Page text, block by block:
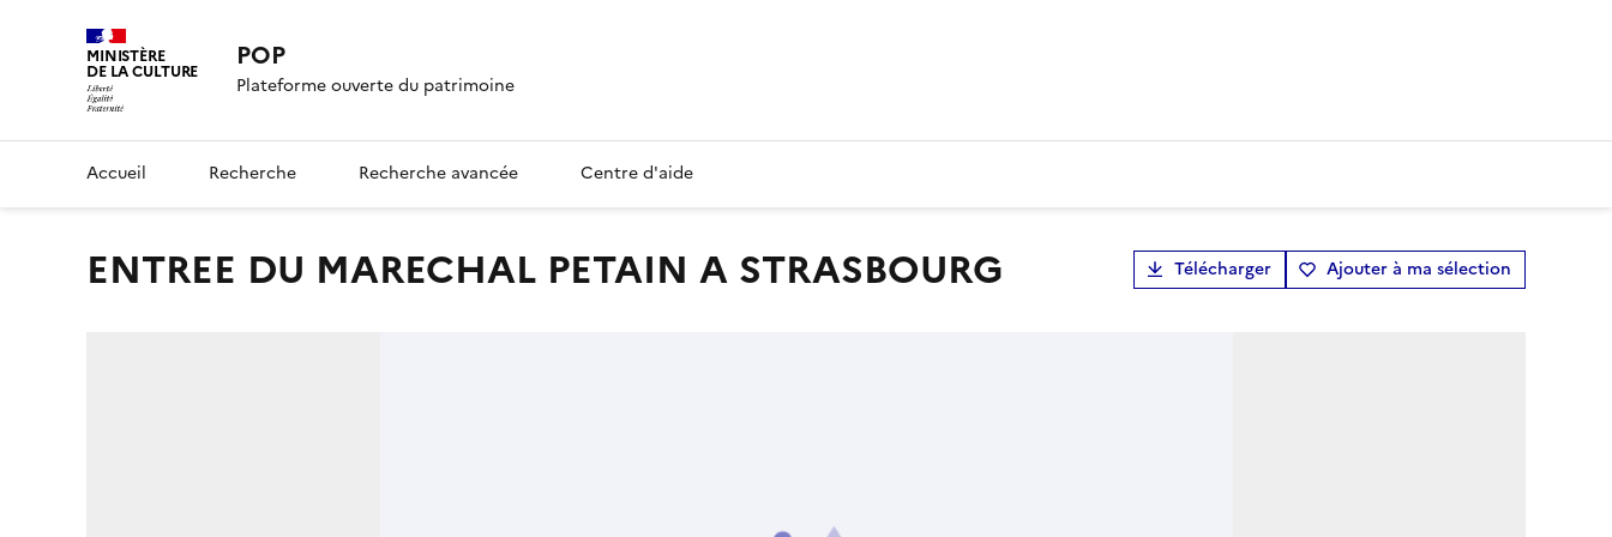
MINISTÈRE
DE LA CULTURE POP
Plateforme ouverte du patrimoine
Accueil Recherche Recherche avancée Centre d'aide
ENTREE DU MARECHAL PETAIN A STRASBOURG Télécharger Ajouter à ma sélection